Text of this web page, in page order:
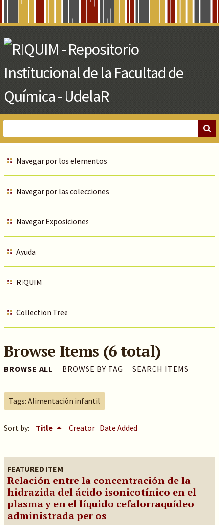
Main
Content
Navegar por los elementos
Navegar por las colecciones
Navegar Exposiciones
Ayuda
RIQUIM
Collection Tree
Browse Items (6 total)
BROWSE ALL BROWSE BY TAG SEARCH ITEMS
Tags: Alimentación infantil
Sort by: Title Creator Date Added
FEATURED ITEM
Relación entre la concentración de la
hidrazida del ácido isonicotínico en el
plasma y en el líquido cefalorraquídeo
administrada per os